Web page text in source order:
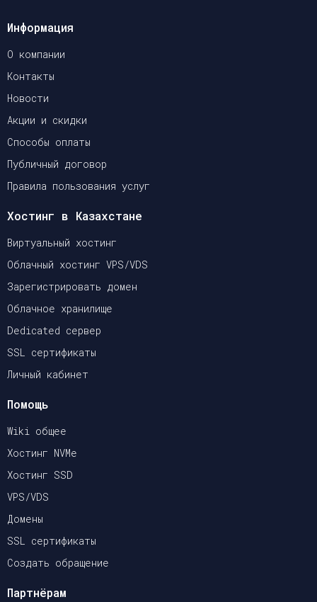
Информация
О компании
Контакты
Новости
Акции и скидки
Способы оплаты
Публичный договор
Правила пользования услуг
Хостинг в Казахстане
Виртуальный хостинг
Облачный хостинг VPS/VDS
Зарегистрировать домен
Облачное хранилище
Dedicated сервер
SSL сертификаты
Личный кабинет
Помощь
Wiki общее
Хостинг NVMe
Хостинг SSD
VPS/VDS
Домены
SSL сертификаты
Создать обращение
Партнёрам